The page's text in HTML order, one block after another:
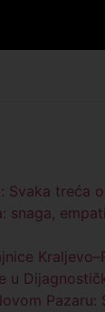
Svaka treća
snaga,